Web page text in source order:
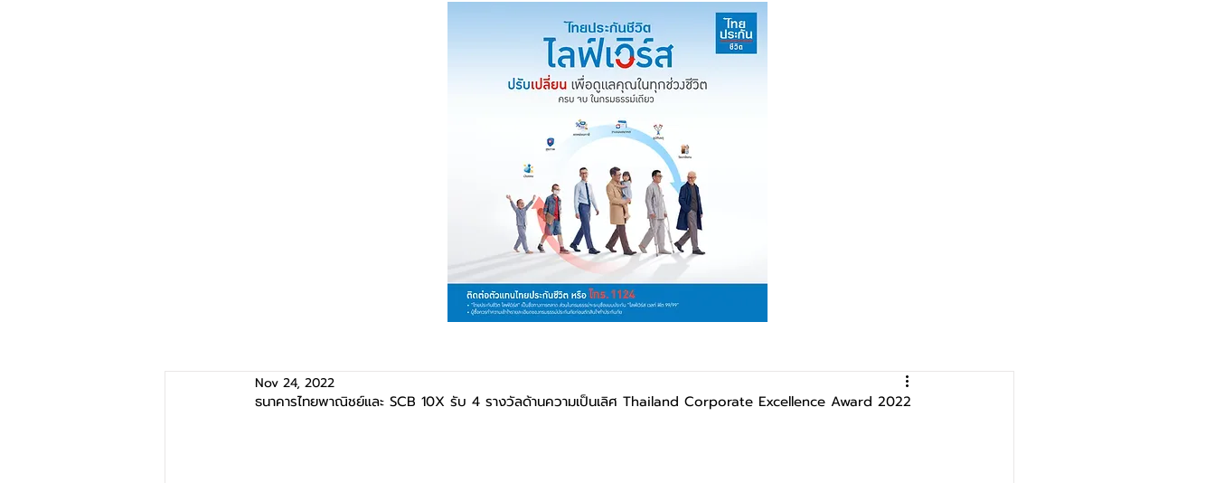
ธนาคารไทยพาณิชย์และ SCB 10X รับ 4 รางวัลด้านความเป็นเลิศ Thailand Corporate Excellence Award 2022
Nov 24, 2022